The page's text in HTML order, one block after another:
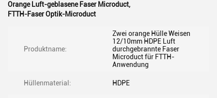
Orange Luft-geblasene Faser Microduct,
FTTH-Faser Optik-Microduct
Produktname:
Zwei orange Hülle Weisen
12/10mm HDPE Luft
durchgebrannte Faser
Microduct für FTTH-
Anwendung
Hüllenmaterial: HDPE